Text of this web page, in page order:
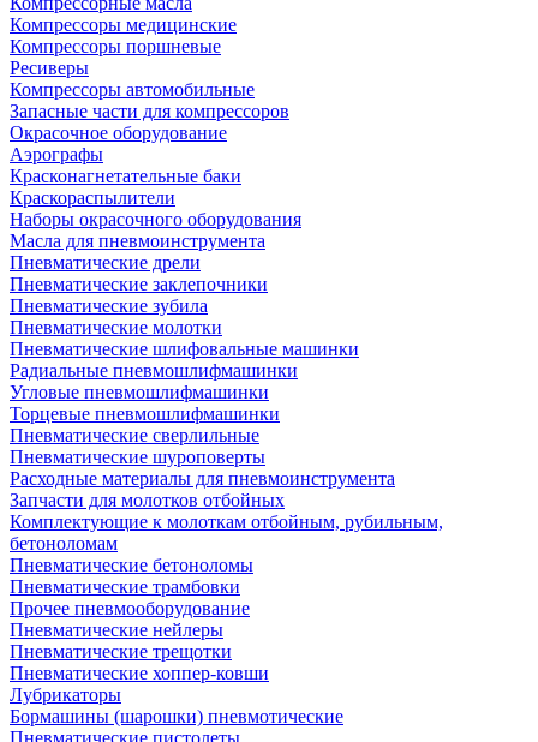
Компрессоры медицинские
Компрессоры поршневые
Ресиверы
Компрессоры автомобильные
Запасные части для компрессоров
Окрасочное оборудование
Аэрографы
Красконагнетательные баки
Краскораспылители
Наборы окрасочного оборудования
Масла для пневмоинструмента
Пневматические дрели
Пневматические заклепочники
Пневматические зубила
Пневматические молотки
Пневматические шлифовальные машинки
Радиальные пневмошлифмашинки
Угловые пневмошлифмашинки
Торцевые пневмошлифмашинки
Пневматические сверлильные
Пневматические шуроповерты
Расходные материалы для пневмоинструмента
Запчасти для молотков отбойных
Комплектующие к молоткам отбойным, рубильным,
бетоноломам
Пневматические бетоноломы
Пневматические трамбовки
Прочее пневмооборудование
Пневматические нейлеры
Пневматические трещотки
Пневматические хоппер-ковши
Лубрикаторы
Бормашины (шарошки) пневмотические
Пневматические пистолеты